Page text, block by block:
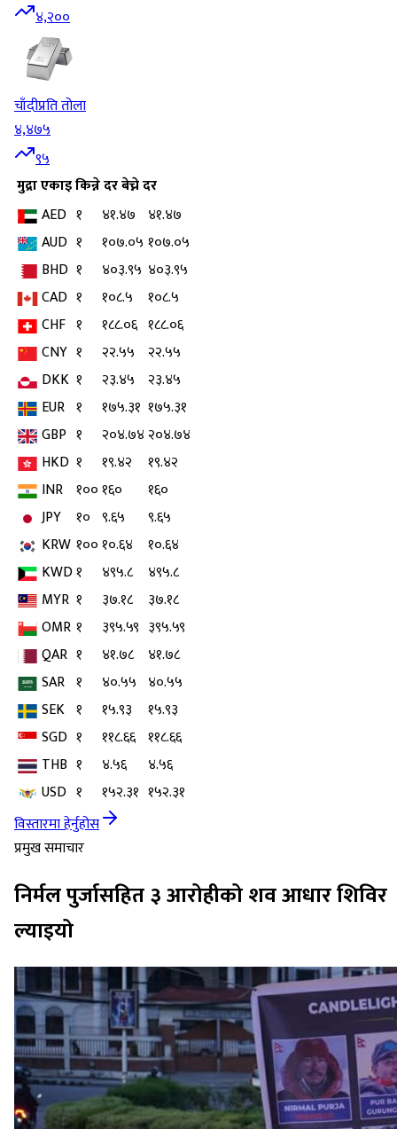
४,२००
चाँदीप्रति तोला
४,४७५
९५
मुद्राएकाइकिन्ने दरबेच्ने दर
AED १ ४१.४७ ४१.४७
AUD १ १०७.०५ १०७.०५
BHD १ ४०३.९५ ४०३.९५
CAD १ १०८.५
१०८.५
CHF १ १८८.०६ १८८.०६
CNY १ २२.५५
२२.५५
DKK १ २३.४५
२३.४५
EUR १ १७५.३१ १७५.३१
GBP १ २०४.७४ २०४.७४
HKD १ १९.४२
१९.४२
INR १००१६०
१६०
JPY
१० ९.६५
९.६५
KRW १००१०.६४
१०.६४
KWD१ ४९५.८
४९५.८
MYR १ ३७.१८
३७.१८
OMR १ ३९५.५९ ३९५.५९
QAR १ ४१.७८
४१.७८
SAR १ ४०.५५ ४०.५५
SEK १ १५.९३
१५.९३
SGD १ ११८.६६ ११८.६६
THB १ ४.५६
४.५६
USD १ १५२.३१ १५२.३१
विस्तारमा हेर्नुहोस
प्रमुख समाचार
निर्मल पुर्जासहित ३ आरोहीको शव आधार शिविर
ल्याइयो